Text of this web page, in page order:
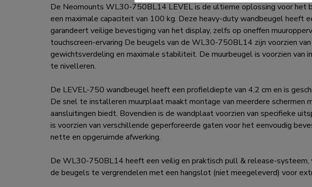
De Neomounts WL30-750BL14 LEVEL is de ultieme oplossing voor
een maximale capaciteit van 100 kg. Deze heavy-duty wandbeugel
garandeert veilige bevestiging van het display, zelfs op oneffen
touchscreen-ervaring De beugels van de WL30-750BL14 zijn voorzien
gewichtsverdeling en maximale stabiliteit. De muurbeugel is voorzien
te nivelleren.
De LEVEL-750 wandbeugel heeft een profieldiepte van 4,2 cm en is
De snel te installeren muurplaat maakt montage van meerdere
aansluitingen biedt. Bovendien is de wandplaat voorzien van specifieke
is voorzien van verschillende geperforeerde gaten voor het eenvoudig
nette en opgeruimde afwerking.
De WL30-750BL14 heeft een veilig en praktisch pull & release-
de beugels te vergrendelen met een hangslot (niet meegeleverd) voor